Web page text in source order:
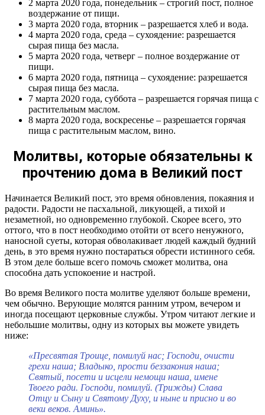
2 марта 2020 года, понедельник – строгий пост, полное
воздержание от пищи.
3 марта 2020 года, вторник – разрешается хлеб и вода.
4 марта 2020 года, среда – сухоядение: разрешается
сырая пища без масла.
5 марта 2020 года, четверг – полное воздержание от
пищи.
6 марта 2020 года, пятница – сухоядение: разрешается
сырая пища без масла.
7 марта 2020 года, суббота – разрешается горячая пища с
растительным маслом.
8 марта 2020 года, воскресенье – разрешается горячая
пища с растительным маслом, вино.
Молитвы, которые обязательны к
прочтению дома в Великий пост
Начинается Великий пост, это время обновления, покаяния и
радости. Радости не пасхальной, ликующей, а тихой и
незаметной, но одновременно глубокой. Скорее всего, это
оттого, что в пост необходимо отойти от всего ненужного,
наносной суеты, которая обволакивает людей каждый будний
день, в это время нужно постараться обрести истинного себя.
В этом деле больше всего помочь сможет молитва, она
способна дать успокоение и настрой.
Во время Великого поста молитве уделяют больше времени,
чем обычно. Верующие молятся ранним утром, вечером и
иногда посещают церковные службы. Утром читают легкие и
небольшие молитвы, одну из которых вы можете увидеть
ниже:
«Пресвятая Троице, помилуй нас; Господи, очисти
грехи наша; Владыко, прости беззакония наша;
Святый, посети и исцели немощи наша, имене
Твоего ради. Господи, помилуй. (Трижды) Слава
Отцу и Сыну и Святому Духу, и ныне и присно и во
веки веков. Аминь».